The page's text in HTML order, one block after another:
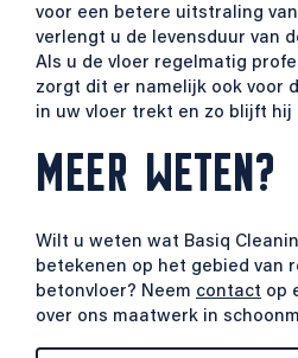
voor een betere uitstraling
verlengt u de levensduur van
Als u de vloer regelmatig
zorgt dit er namelijk ook voor
in uw vloer trekt en zo blijft hij
MEER WETEN?
Wilt u weten wat Basiq
betekenen op het gebied van
betonvloer? Neem contact op
over ons maatwerk in